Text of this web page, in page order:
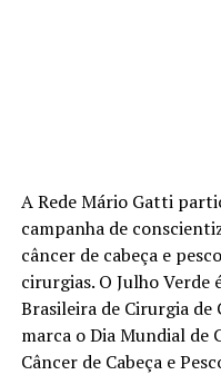
A Rede Mário Gatti
campanha de
câncer de cabeça e
cirurgias. O Julho Verde
Brasileira de Cirurgia de
marca o Dia Mundial de
Câncer de Cabeça e